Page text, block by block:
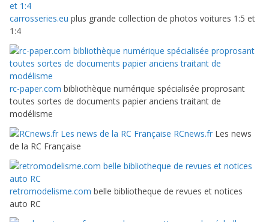
carrosseries.eu plus grande collection de photos voitures 1:5 et
1:4
rc-paper.com bibliothèque numérique spécialisée proprosant
toutes sortes de documents papier anciens traitant de
modélisme
RCnews.fr Les news
de la RC Française
retromodelisme.com belle bibliotheque de revues et notices
auto RC